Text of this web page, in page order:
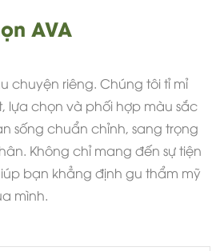
AVA
chuyện riêng. Chúng tôi tỉ mỉ
lựa chọn và phối hợp màu sắc
sống chuẩn chỉnh, sang trọng
Không chỉ mang đến sự tiện
bạn khẳng định gu thẩm mỹ
mình.